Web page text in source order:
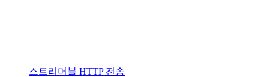
스트리머블 HTTP 전송